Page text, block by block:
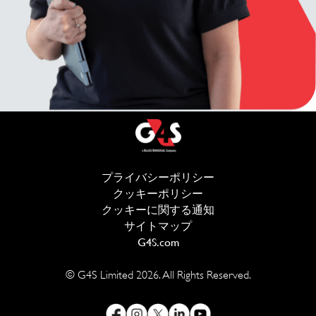
プライバシーポリシー
クッキーポリシー
クッキーに関する通知
サイトマップ
G4S.com(新しいウィンドウで開き
© G4S Limited 2026. All Rights Reserved.